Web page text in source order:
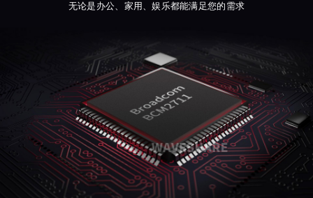
无论是办公、家用、娱乐都能满足您的需求